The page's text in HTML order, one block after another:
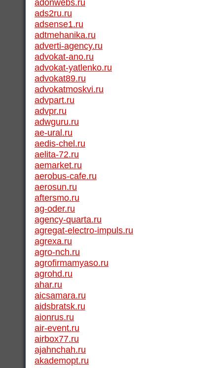
adonwebs.ru
ads2ru.ru
adsense1.ru
adtmehanika.ru
adverti-agency.ru
advokat-ano.ru
advokat-yatlenko.ru
advokat89.ru
advokatmoskvi.ru
advpart.ru
advpr.ru
adwguru.ru
ae-ural.ru
aedis-chel.ru
aelita-72.ru
aemarket.ru
aerobus-cafe.ru
aerosun.ru
aftersmo.ru
ag-oder.ru
agency-quarta.ru
agregat-electro-impuls.ru
agrexa.ru
agro-nch.ru
agrofirmamyaso.ru
agrohd.ru
ahar.ru
aicsamara.ru
aidsbratsk.ru
aionrus.ru
air-event.ru
airbox77.ru
ajahnchah.ru
akademopt.ru